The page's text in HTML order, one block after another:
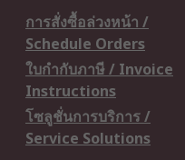
การสั่งซื้อล่วงหน้า /
Schedule Orders
ใบกำกับภาษี / Invoice
Instructions
โซลูชั่นการบริการ /
Service Solutions